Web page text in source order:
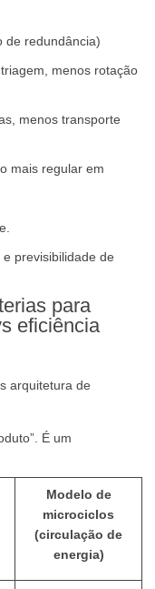
de redundância)
menos rotação
menos transporte
mais regular em
previsibilidade de
para
eficiência
arquitetura de
É um
Modelo de
microciclos
(circulação de
energia)